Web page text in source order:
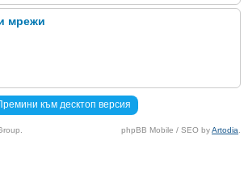
мрежи
към десктоп версия
phpBB Mobile / SEO byArtodia